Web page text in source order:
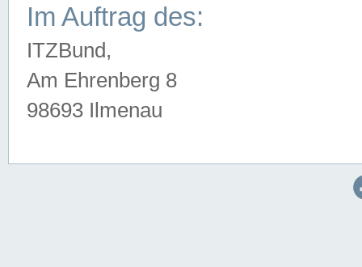
Im Auftrag des:
ITZBund,
Am Ehrenberg 8
98693 Ilmenau